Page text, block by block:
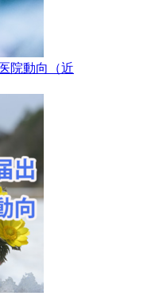
院動向（近